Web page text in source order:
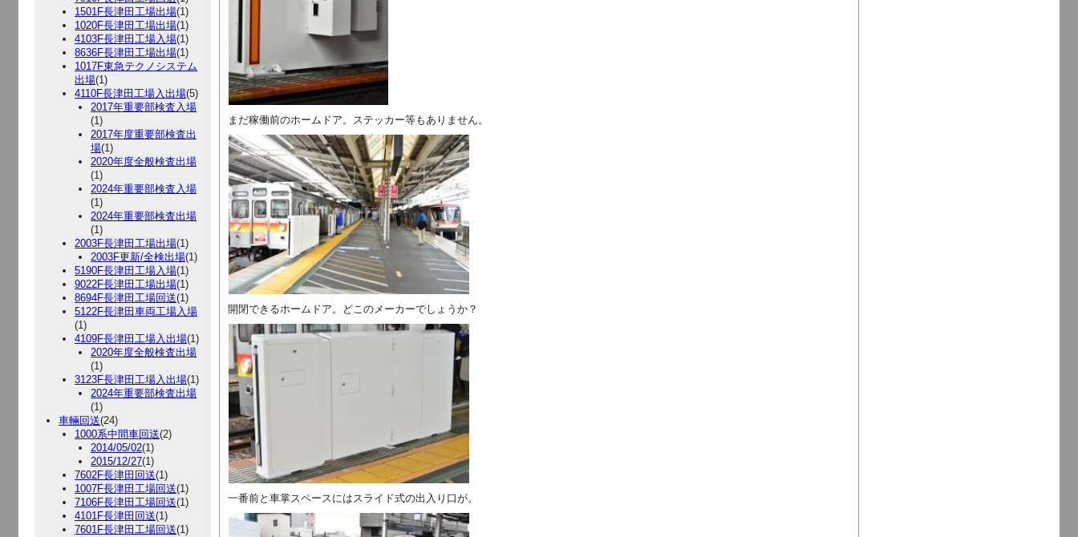
1501F長津田工場出場(1)
1020F長津田工場出場(1)
4103F長津田工場入場(1)
8636F長津田工場出場(1)
1017F東急テクノシステム
出場(1)
4110F長津田工場入出場(5)
2017年重要部検査入場
(1)
2017年度重要部検査出
場(1)
2020年度全般検査出場
(1)
2024年重要部検査入場
(1)
2024年重要部検査出場
(1)
2003F長津田工場出場(1)
2003F更新/全検出場(1)
5190F長津田工場入場(1)
9022F長津田工場出場(1)
8694F長津田工場回送(1)
5122F長津田車両工場入場
(1)
4109F長津田工場入出場(1)
2020年度全般検査出場
(1)
3123F長津田工場入出場(1)
2024年重要部検査出場
(1)
車輛回送(24)
1000系中間車回送(2)
2014/05/02(1)
2015/12/27(1)
7602F長津田回送(1)
1007F長津田工場回送(1)
7106F長津田工場回送(1)
4101F長津田回送(1)
7601F長津田工場回送(1)
まだ稼働前のホームドア。ステッカー等もありません。
開閉できるホームドア。どこのメーカーでしょうか？
一番前と車掌スペースにはスライド式の出入り口が。